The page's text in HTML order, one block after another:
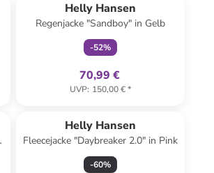
Helly Hansen
Regenjacke "Sandboy" in Gelb
-52%
70,99 €
UVP: 150,00 €*
Helly Hansen
Fleecejacke "Daybreaker 2.0" in Pink
-60%